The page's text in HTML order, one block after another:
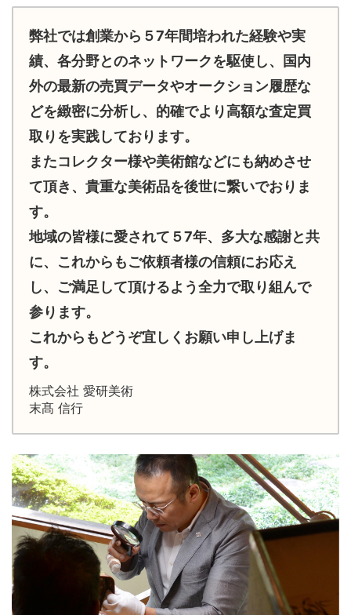
弊社では創業から５7年間培われた経験や実
績、各分野とのネットワークを駆使し、国内
外の最新の売買データやオークション履歴な
どを緻密に分析し、的確でより高額な査定買
取りを実践しております。
またコレクター様や美術館などにも納めさせ
て頂き、貴重な美術品を後世に繋いでおりま
す。
地域の皆様に愛されて５7年、多大な感謝と共
に、これからもご依頼者様の信頼にお応え
し、ご満足して頂けるよう全力で取り組んで
参ります。
これからもどうぞ宜しくお願い申し上げま
す。
株式会社 愛研美術
末髙 信行